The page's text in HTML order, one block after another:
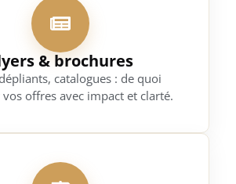
& brochures
catalogues : de quoi
offres avec impact et clarté.